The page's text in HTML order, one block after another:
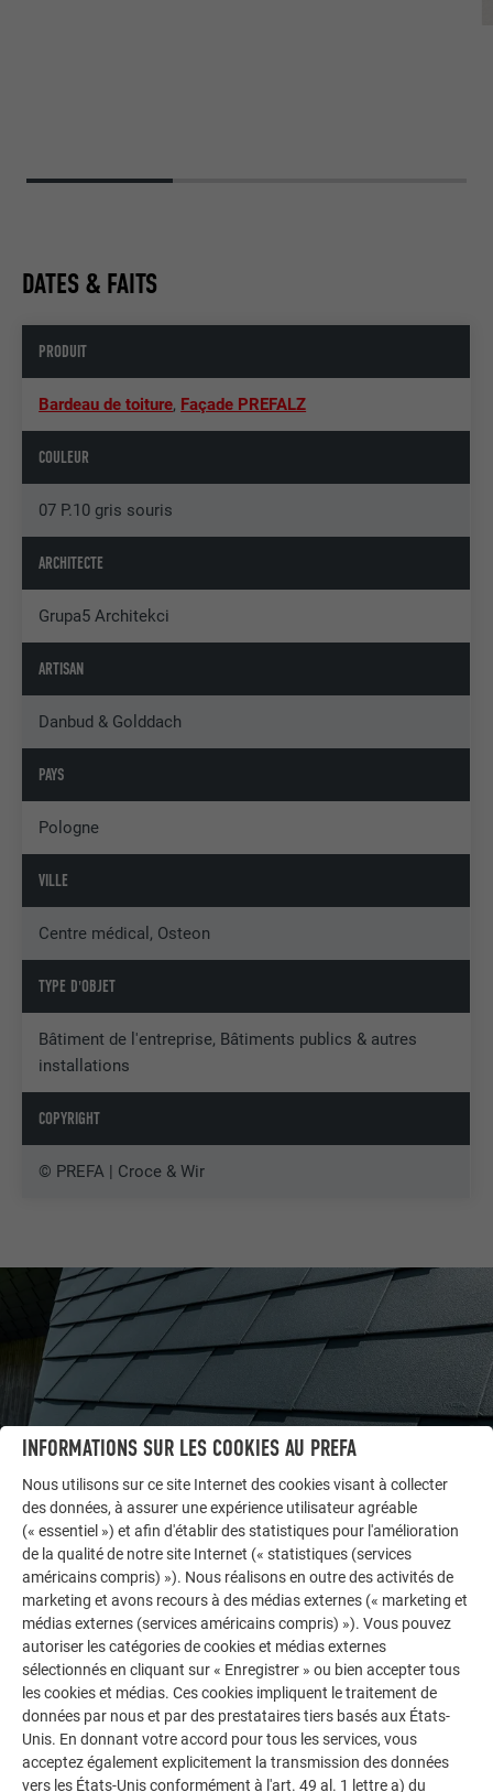
DATES & FAITS
PRODUIT
Bardeau de toiture, Façade PREFALZ
COULEUR
07 P.10 gris souris
ARCHITECTE
Grupa5 Architekci
ARTISAN
Danbud & Golddach
PAYS
Pologne
VILLE
Centre médical, Osteon
TYPE D'OBJET
Bâtiment de l'entreprise, Bâtiments publics & autres
installations
COPYRIGHT
© PREFA | Croce & Wir
LAISSEZ-VOUS INSPIRER
AUTRES BÂTIMENTS
La galerie de références PREFA démontre la
polyvalence de l’aluminium. Découvrez d’autres projets
impressionnants avec les solutions en aluminium
durables de PREFA pour toitures, systèmes solaires et
façades.
INFORMATIONS SUR LES COOKIES AU PREFA
Nous utilisons sur ce site Internet des cookies visant à collecter
des données, à assurer une expérience utilisateur agréable
(« essentiel ») et afin d'établir des statistiques pour l'amélioration
de la qualité de notre site Internet (« statistiques (services
américains compris) »). Nous réalisons en outre des activités de
marketing et avons recours à des médias externes (« marketing et
médias externes (services américains compris) »). Vous pouvez
autoriser les catégories de cookies et médias externes
sélectionnés en cliquant sur « Enregistrer » ou bien accepter tous
les cookies et médias. Ces cookies impliquent le traitement de
données par nous et par des prestataires tiers basés aux États-
Unis. En donnant votre accord pour tous les services, vous
acceptez également explicitement la transmission des données
vers les États-Unis conformément à l'art. 49 al. 1 lettre a) du